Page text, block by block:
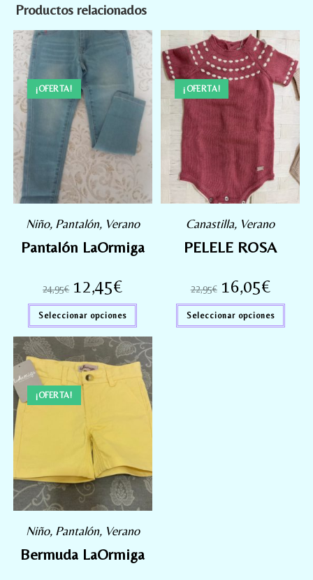
Productos relacionados
¡OFERTA!
Niño, Pantalón, Verano
Pantalón LaOrmiga
24,95€ 12,45€
Seleccionar opciones
¡OFERTA!
Canastilla, Verano
PELELE ROSA
22,95€ 16,05€
Seleccionar opciones
¡OFERTA!
Niño, Pantalón, Verano
Bermuda LaOrmiga